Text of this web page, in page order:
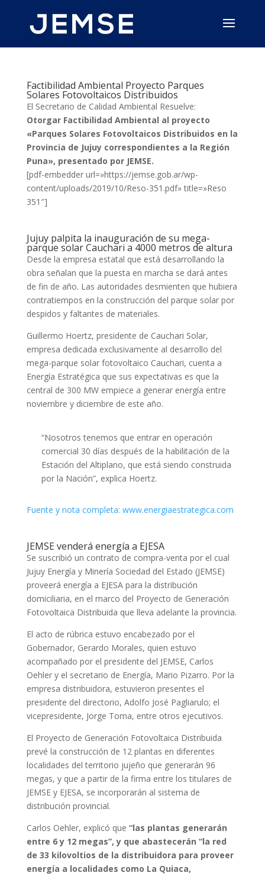
Factibilidad Ambiental Proyecto Parques
Solares Fotovoltaicos Distribuidos
El Secretario de Calidad Ambiental Resuelve:
Otorgar Factibilidad Ambiental al proyecto
«Parques Solares Fotovoltaicos Distribuidos en la
Provincia de Jujuy correspondientes a la Región
Puna», presentado por JEMSE.
[pdf-embedder url=»https://jemse.gob.ar/wp-
content/uploads/2019/10/Reso-351.pdf» title=»Reso
351″]
Jujuy palpita la inauguración de su mega-
parque solar Cauchari a 4000 metros de altura
Desde la empresa estatal que está desarrollando la
obra señalan que la puesta en marcha se dará antes
de fin de año. Las autoridades desmienten que hubiera
contratiempos en la construcción del parque solar por
despidos y faltantes de materiales.
Guillermo Hoertz, presidente de Cauchari Solar,
empresa dedicada exclusivamente al desarrollo del
mega-parque solar fotovoltaico Cauchari, cuenta a
Energía Estratégica que sus expectativas es que la
central de 300 MW empiece a generar energía entre
noviembre y diciembre de este año.
“Nosotros tenemos que entrar en operación
comercial 30 días después de la habilitación de la
Estación del Altiplano, que está siendo construida
por la Nación”, explica Hoertz.
Fuente y nota completa: www.energiaestrategica.com
JEMSE venderá energía a EJESA
Se suscribió un contrato de compra-venta por el cual
Jujuy Energía y Minería Sociedad del Estado (JEMSE)
proveerá energía a EJESA para la distribución
domiciliaria, en el marco del Proyecto de Generación
Fotovoltaica Distribuida que lleva adelante la provincia.
El acto de rúbrica estuvo encabezado por el
Gobernador, Gerardo Morales, quien estuvo
acompañado por el presidente del JEMSE, Carlos
Oehler y el secretario de Energía, Mario Pizarro. Por la
empresa distribuidora, estuvieron presentes el
presidente del directorio, Adolfo José Pagliarulo; el
vicepresidente, Jorge Toma, entre otros ejecutivos.
El Proyecto de Generación Fotovoltaica Distribuida
prevé la construcción de 12 plantas en diferentes
localidades del territorio jujeño que generarán 96
megas, y que a partir de la firma entre los titulares de
JEMSE y EJESA, se incorporarán al sistema de
distribución provincial.
Carlos Oehler, explicó que “las plantas generarán
entre 6 y 12 megas”, y que abastecerán “la red
de 33 kilovoltios de la distribuidora para proveer
energía a localidades como La Quiaca,